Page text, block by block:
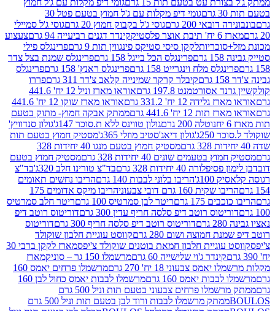
עט בטעם תות 15 גרם
גומי דיפ מקלות עם ג'ל חמוץ
גומי דיפ מקלות עם ג'ל חמוץ בטעם פטל 30
200 גרם
גוסי ג'ל בקבוק חמוץ 20 גרם
גוסי ג'ל סמיילי
פלסטיק
קינדר דגנים רביעייה 94 גרם
צעצוע
לקקן סיסי סטיקס פינגווין תות 9 גרם
פרינגלס פילי
פרינגלס הכל בייגל 158 גרם
פרינגלס שמנת בצל צדר
מלח וינגרייט 158 גרם
פרינגלס ראנץ' 158 גרם
פרינגלס
קיבלר קרקר שמינייה קלאב צ'דר 311 גרם
פררו
197.8 גרם
אוראו מארז וניל 12 יח' 441.6
12 יח' 331.2 גרם
אוראו מארז שוקו 12 יח' 441.6
12 יח' 441.6 גרם
ממתק אבקה חמוץ- מתוק בטעם
נוטלה 200 גרם
גולון טווינס ללא ת.סוכר 147ג'
גולון סנדוויץ'
250ג'
גולון דיאג'סטיב מוזלי 365ג'
מסטיק חמוץ בטעם תות
מסטיק חמוץ בטעם מנגו 40 יחידות 328
בטעמים שונים 40 יחידות 328 גרם
מסטיק חמוץ בטעם
40 יחידות 328 גרם
בד"צ טורינו חלב 320ג'
בד"צ
הריבו בלוני לבבות 140 גרם
הריבו נחשים תאומים
160 גרם דובי צבעוני
הריבו מיקס אדומים 175
175 גרם
ריטר לבן סמרטיס 100 גרם
ריטר חלב סמרטיס
רוטב דיפ סלסה חריף עדין 300 גרם
דוריטוס רוטב דיפ
דוריטוס רוטב דיפ סלסה חריף 300 גרם
דוריטוס
חמוצה ושום 280 גרם
קווסט עוגיית חלבון שוקולד
עוגיית חלבון חמאת בוטנים שוקולד צ'יפס
מארז לקקן ברבי 30
קינדר ג'וי שלישייה 60 גרם
מרשמלו 150 גר – סוניק
מארז
צבעוני 18 יח' 270 גרם
מרשמלו פרחים יאמס 160
יאמס 160 גרם
מרשמלו לבבות יאמס כחול לבן 160
ממתק מרשמלו פרחים צבעוני בטעם תות וניל 500 גרם
ממתק מרשמלו לבבות ורוד לבן בטעם תות וניל 500 גרם